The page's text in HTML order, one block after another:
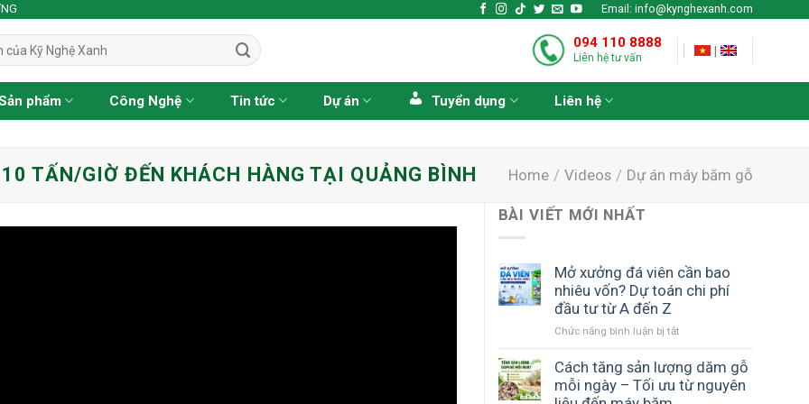
Email: info@kynghexanh.com
094 110 8888
Liên hệ tư vấn
phẩm Công Nghệ Tin tức Dự án Tuyển dụng Liên hệ
TẤN/GIỜ ĐẾN KHÁCH HÀNG TẠI QUẢNG BÌNH Home / Videos / Dự án máy băm gỗ
BÀI VIẾT MỚI NHẤT
Mở xưởng đá viên cần bao
nhiêu vốn? Dự toán chi phí
đầu tư từ A đến Z
Chức năng bình luận bị tắtở
xưởng
đá
viên
Cách tăng sản lượng dăm gỗ
mỗi ngày – Tối ưu từ nguyên